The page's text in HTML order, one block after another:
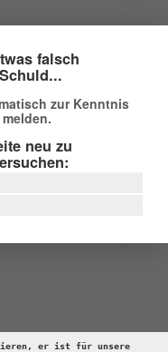
falsch
zur Kenntnis
neu zu
er ist für unsere